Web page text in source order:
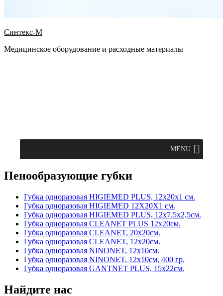
Синтекс-М
Медицинское оборудование и расходные материалы
MENU
Пенообразующие губки
Губка одноразовая HIGIEMED PLUS, 12х20х1 см.
Губка одноразовая HIGIEMED 12X20X1 см.
Губка одноразовая HIGIEMED PLUS, 12х7.5х2,5см.
Губка одноразовая CLEANET PLUS 12х20см.
Губка одноразовая CLEANET, 20х20см.
Губка одноразовая CLEANET, 12х20см.
Губка одноразовая NINONET, 12х10см.
Губка одноразовая NINONET, 12х10см, 400 гр.
Губка одноразовая GANTNET PLUS, 15х22см.
Найдите нас